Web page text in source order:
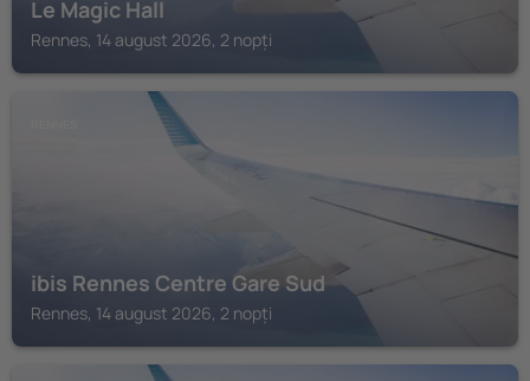
Le Magic Hall
Rennes, 14 august 2026, 2 nopți
ibis Rennes Centre Gare Sud
Rennes, 14 august 2026, 2 nopți